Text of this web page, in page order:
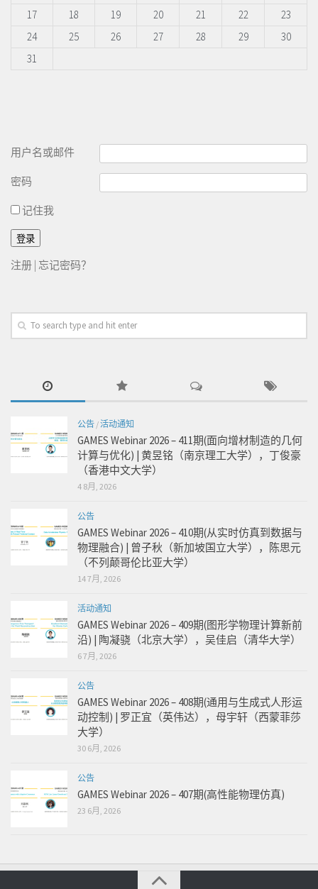
17
18 19 20 21 22
23
24
25 26 27 28 29
30
31
用户名或邮件
密码
记住我
注册 | 忘记密码？
公告 /活动通知
GAMES Webinar 2026 – 411期(面向增材制造的几何
计算与优化) | 黄昱铭（南京理工大学），丁俊豪
（香港中文大学）
4 8月, 2026
公告
GAMES Webinar 2026 – 410期(从实时仿真到数据与
物理融合) | 曾子秋（新加坡国立大学），陈思元
（不列颠哥伦比亚大学）
14 7月, 2026
活动通知
GAMES Webinar 2026 – 409期(图形学物理计算新前
沿) | 陶凝骁（北京大学），吴佳启（清华大学）
6 7月, 2026
公告
GAMES Webinar 2026 – 408期(通用与生成式人形运
动控制) | 罗正宜（英伟达），母宇轩（西蒙菲莎
大学）
30 6月, 2026
公告
GAMES Webinar 2026 – 407期(高性能物理仿真)
23 6月, 2026